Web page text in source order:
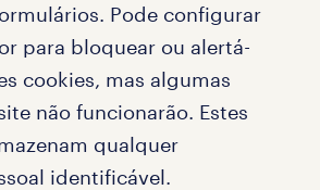
Pode configurar
para bloquear ou alertá-
cookies, mas algumas
não funcionarão. Estes
qualquer
identificável.